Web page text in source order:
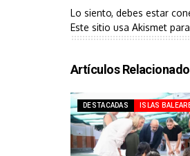
Lo siento, debes estar
Este sitio usa Akismet
Artículos
DESTACADAS ISLAS